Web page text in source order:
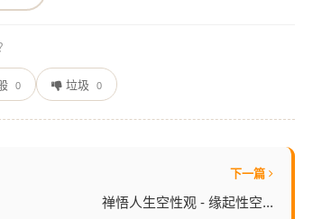
0 垃圾 0
下一篇
禅悟人生空性观 - 缘起性空...